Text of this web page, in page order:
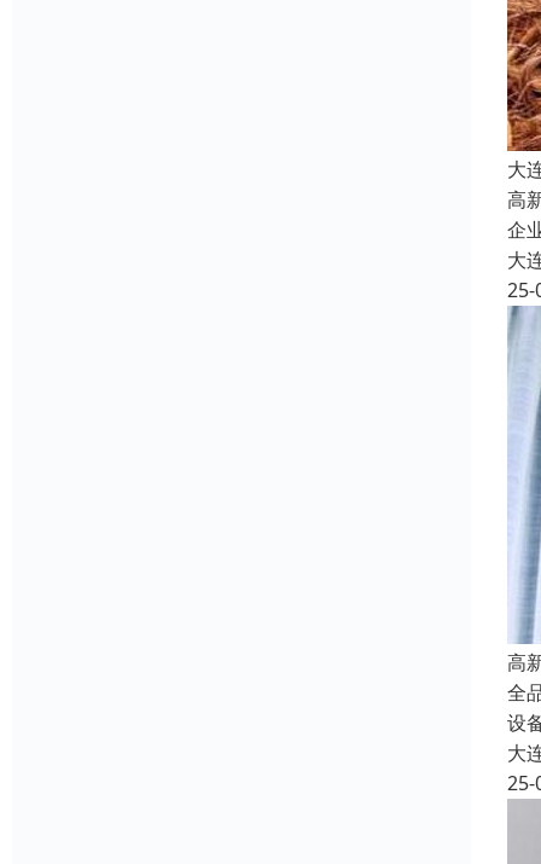
大
高
企
大
25-
高
全
设
大
25-